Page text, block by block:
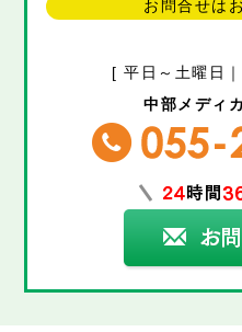
お問合せは
[ 平日～土曜日
中部メディ